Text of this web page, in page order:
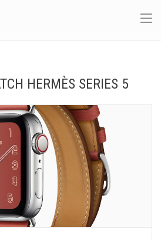
HERMÈS SERIES 5